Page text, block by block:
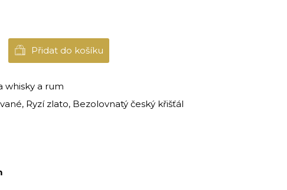
Přidat do košíku
whisky a rum
Ryzí zlato, Bezolovnatý český křišťál